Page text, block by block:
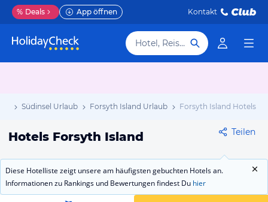
% Deals App öffnen Kontakt
Hotel, Reiseziel
Südinsel Urlaub Forsyth Island Urlaub Forsyth Island Hotels
Hotels Forsyth Island Teilen
Diese Hotelliste zeigt unsere am häufigsten gebuchten Hotels an.
Informationen zu Rankings und Bewertungen findest Du hier